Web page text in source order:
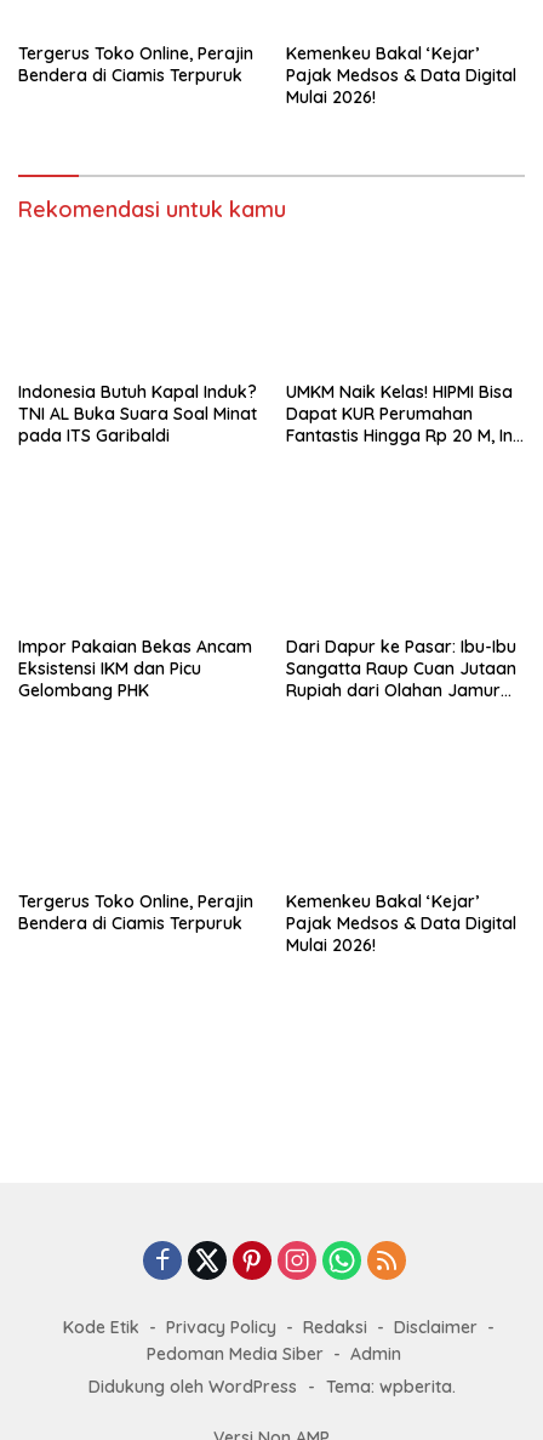
Tergerus Toko Online, Perajin
Bendera di Ciamis Terpuruk
Kemenkeu Bakal ‘Kejar’
Pajak Medsos & Data Digital
Mulai 2026!
Rekomendasi untuk kamu
Indonesia Butuh Kapal Induk?
TNI AL Buka Suara Soal Minat
pada ITS Garibaldi
UMKM Naik Kelas! HIPMI Bisa
Dapat KUR Perumahan
Fantastis Hingga Rp 20 M, Ini
Impor Pakaian Bekas Ancam
Eksistensi IKM dan Picu
Gelombang PHK
Dari Dapur ke Pasar: Ibu-Ibu
Sangatta Raup Cuan Jutaan
Rupiah dari Olahan Jamur
Tergerus Toko Online, Perajin
Bendera di Ciamis Terpuruk
Kemenkeu Bakal ‘Kejar’
Pajak Medsos & Data Digital
Mulai 2026!
Kode Etik Privacy Policy Redaksi
Disclaimer
Pedoman Media Siber
Admin
Didukung oleh WordPress
- Tema: wpberita.